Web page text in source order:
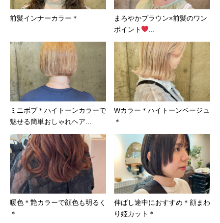
前髪インナーカラー＊
まろやかブラウン×前髪のワン
ポイント
ミニボブ＊ハイトーンカラーで
魅せる簡単おしゃれヘア...
Wカラー＊ハイトーンベージュ
＊
暖色＊艶カラーで顔色も明るく
＊
伸ばし途中におすすめ＊顔まわ
り姫カット＊